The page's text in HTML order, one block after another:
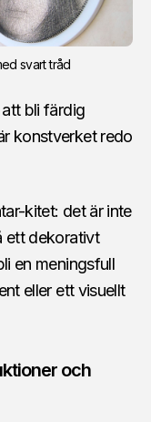
svart tråd
bli färdig
konstverket redo
kitet: det är inte
ett dekorativt
en meningsfull
eller ett visuellt
och